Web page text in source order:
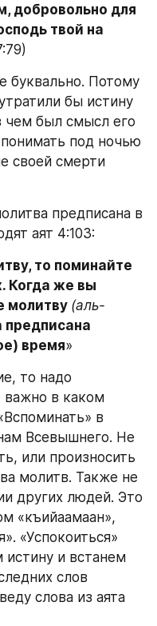
добровольно для
твой на
буквально. Потому
бы истину
чем был смысл его
под ночью
своей смерти
предписана в
аят 4:103:
то поминайте
Когда же вы
молитву (аль-
предписана
время»
то надо
важно в каком
в
Всевышнего. Не
или произносить
молитв. Также не
других людей. Это
«къийаамаан»,
«Успокоиться»
истину и встанем
слов
слова из аята